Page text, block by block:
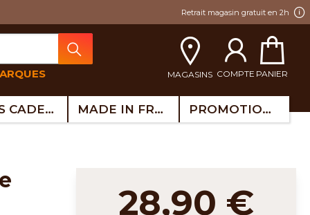
Retrait magasin gratuit en 2h
MAGASINS COMPTE PANIER
IDÉES CADEAUX MADE IN FRANCE PROMOTIONS
28,90 €